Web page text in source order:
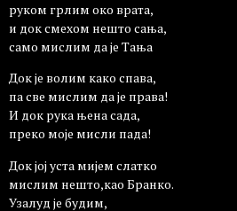
руком грлим око врата,
и док смехом нешто сања,
само мислим да је Тања
Док је волим како спава,
па све мислим да је права!
И док рука њена сада,
преко моје мисли пада!
Док јој уста мијем слатко
мислим нешто,као Бранко.
Узалуд је будим,